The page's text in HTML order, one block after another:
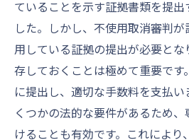
商標更新申請で陥りが
商標更新手続きの落と
商標更新での失敗事例
商標更新申請前に確認
ミスを防ぐための商標
商標更新をスムーズに
ていることを示す証拠書類を提
した。しかし、不使用取消審判
用している証拠の提出が必要と
存しておくことは極めて重要です
に提出し、適切な手数料を支払
くつかの法的な要件があるため
けることも有効です。これにより